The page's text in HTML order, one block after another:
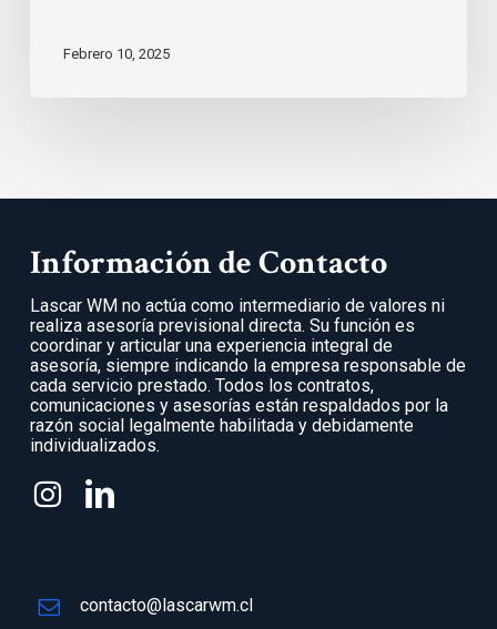
Febrero 10, 2025
Información de Contacto
Lascar WM no actúa como intermediario de valores ni
realiza asesoría previsional directa. Su función es
coordinar y articular una experiencia integral de
asesoría, siempre indicando la empresa responsable de
cada servicio prestado. Todos los contratos,
comunicaciones y asesorías están respaldados por la
razón social legalmente habilitada y debidamente
individualizados.
contacto@lascarwm.cl